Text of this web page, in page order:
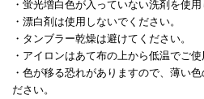
・蛍光増白色が入っていない洗剤を使用
・漂白剤は使用しないでください。
・タンブラー乾燥は避けてください。
・アイロンはあて布の上から低温でご使
・色が移る恐れがありますので、薄い
ださい。